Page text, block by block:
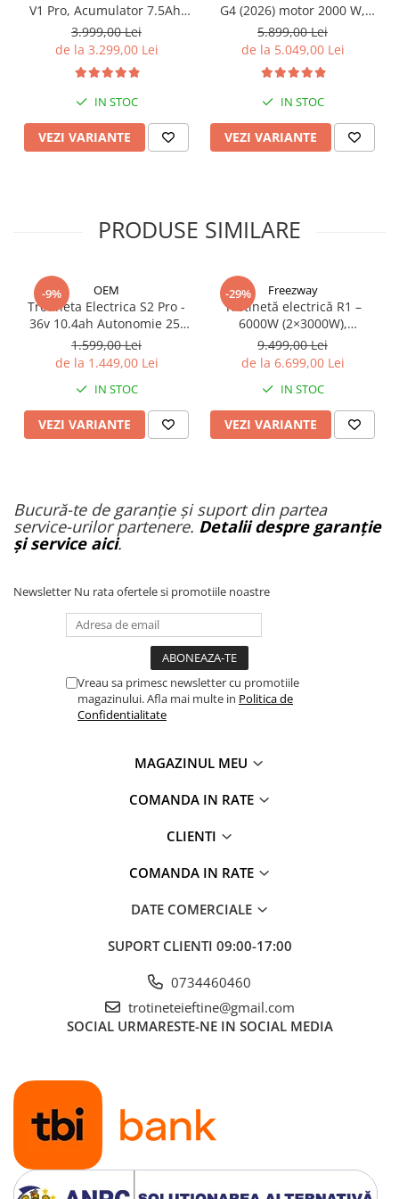
V1 Pro, Acumulator 7.5Ah,
Anvelope de 20 inch, Viteză
maximă de 45 km/h.
3.999,00 Lei
de la 3.299,00 Lei
IN STOC
VEZI VARIANTE
G4 (2026) motor 2000 W,
viteză maximă 70 km/h,
baterie cu litiu 60 V 20 Ah,
anvelope de 11 inchi
5.899,00 Lei
de la 5.049,00 Lei
IN STOC
VEZI VARIANTE
PRODUSE SIMILARE
-9% OEM
Trotineta Electrica S2 Pro -
36v 10.4ah Autonomie 25-
35 Km
1.599,00 Lei
de la 1.449,00 Lei
IN STOC
VEZI VARIANTE
-29% Freezway
Trotinetă electrică R1 –
6000W (2×3000W),
autonomie 100 km, viteză
90 km/h, suspensie dublă,
frâne hidraulice
9.499,00 Lei
de la 6.699,00 Lei
IN STOC
VEZI VARIANTE
Bucură-te de garanție și suport din partea
service-urilor partenere. Detalii despre garanție
și service aici.
Newsletter Nu rata ofertele si promotiile noastre
Vreau sa primesc newsletter cu promotiile
magazinului. Afla mai multe in Politica de
Confidentialitate
MAGAZINUL MEU
COMANDA IN RATE
CLIENTI
COMANDA IN RATE
DATE COMERCIALE
SUPORT CLIENTI 09:00-17:00
0734460460
trotineteieftine@gmail.com
SOCIAL URMARESTE-NE IN SOCIAL MEDIA